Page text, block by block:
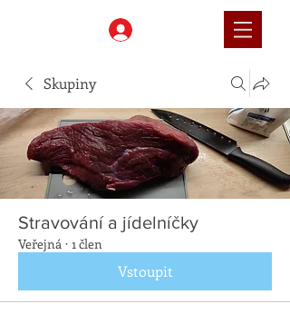
Skupiny
Stravování a jídelníčky
Veřejná · 1 člen
Vstoupit